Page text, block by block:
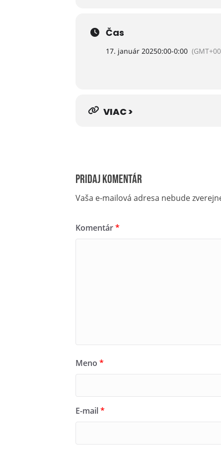
Čas
17. január 20250:00-0:00
VIAC >
Pridaj komentár
Vaša e-mailová adresa nebude
Komentár*
Meno *
E-mail*